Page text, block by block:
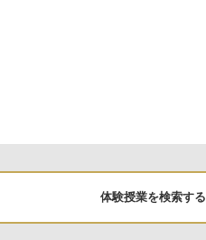
体験授業を検索する